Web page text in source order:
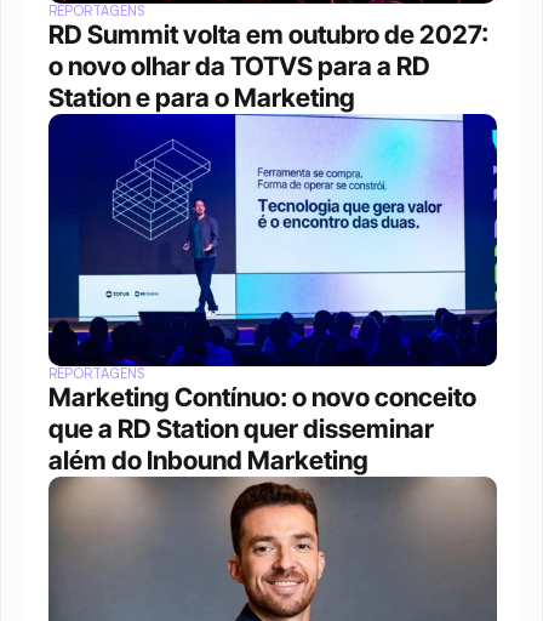
REPORTAGENS
RD Summit volta em outubro de 2027:
o novo olhar da TOTVS para a RD
Station e para o Marketing
REPORTAGENS
Marketing Contínuo: o novo conceito
que a RD Station quer disseminar
além do Inbound Marketing